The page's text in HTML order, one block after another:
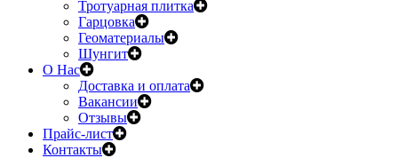
Тротуарная плитка
Гарцовка
Геоматериалы
Шунгит
О Нас
Доставка и оплата
Вакансии
Отзывы
Прайс-лист
Контакты